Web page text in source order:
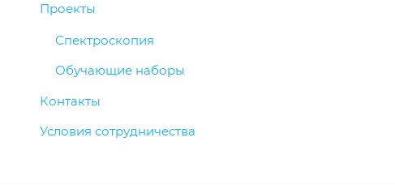
Проекты
Спектроскопия
Обучающие наборы
Контакты
Условия сотрудничества